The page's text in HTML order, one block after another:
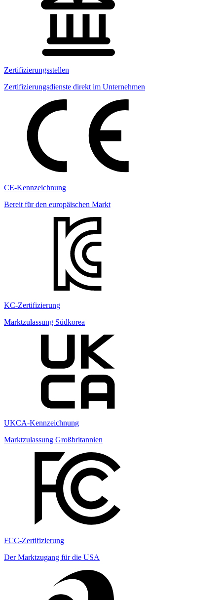
Zertifizierungsstellen
Zertifizierungsdienste direkt im Unternehmen
CE-Kennzeichnung
Bereit für den europäischen Markt
KC-Zertifizierung
Marktzulassung Südkorea
UKCA-Kennzeichnung
Marktzulassung Großbritannien
FCC-Zertifizierung
Der Marktzugang für die USA